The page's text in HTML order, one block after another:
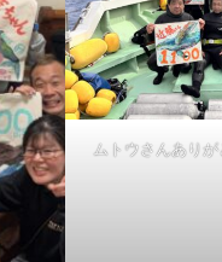
ムトウさんありが